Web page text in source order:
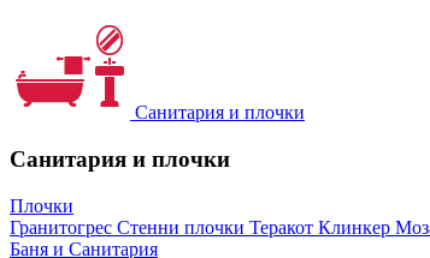
Санитария и плочки
Санитария и плочки
Плочки
Гранитогрес Стенни плочки Теракот Клинкер
Баня и Санитария